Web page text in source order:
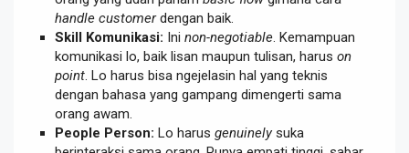
handle customerdengan baik.
Skill Komunikasi: Ini non-negotiable . Kemampuan
komunikasi lo, baik lisan maupun tulisan, harus on
point . Lo harus bisa ngejelasin hal yang teknis
dengan bahasa yang gampang dimengerti sama
orang awam.
People Person: Lo harus genuinelysuka